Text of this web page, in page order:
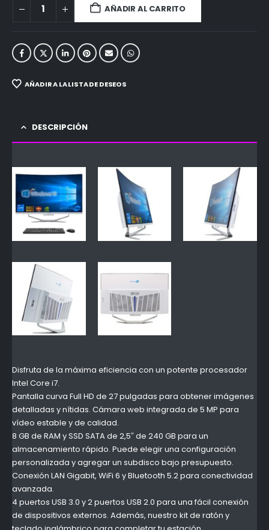
AÑADIR AL CARRITO
AÑADIR A LA LISTA DE DESEOS
DESCRIPCIÓN
Disfruta de la máxima eficiencia con un potente procesador
Intel Core i7.
Pantalla curva Full HD de 27 pulgadas para obtener imágenes
detalladas y nítidas. Cámara web integrada de 5 MP para
vídeo estable y de calidad.
8 GB de RAM y SSD SATA de 2,5″ de 240 GB para un
almacenamiento rápido. Puede elegir una configuración
personalizada y agregar un subdisco bajo presupuesto.
Conexión LAN Gigabit, WiFi 6 y Bluetooth 5.2 para conectividad
avanzada.
4 puertos USB 3.0 y 2 puertos USB 2.0 para una fácil conexión
de dispositivos externos. Además, nuestro kit de ratón y